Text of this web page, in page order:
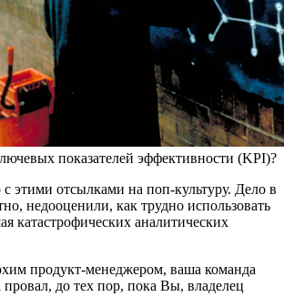
показателей эффективности (KPI)?
этими отсылками на поп-культуру. Дело в
недооценили, как трудно использовать
катастрофических аналитических
продукт-менеджером, ваша команда
провал, до тех пор, пока Вы, владелец